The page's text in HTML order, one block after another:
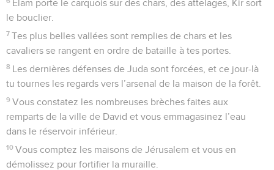
23
Je l'enfoncerai comme un piquet dans un endroit solide et
24
On suspendra sur lui tout le poids de la maison de son
père, les branches et les rameaux, tous les petits ustensiles,
les bassines comme les vases.
25
Ce jour-là, déclare l'Eternel, le maître de l’univers, le
piquet enfoncé dans un endroit solide sera enlevé, il sera
cassé et tombera, et le fardeau qui était sur lui sera retiré.
Oui, l'Eternel l’a décrété. »
Esaïe 23